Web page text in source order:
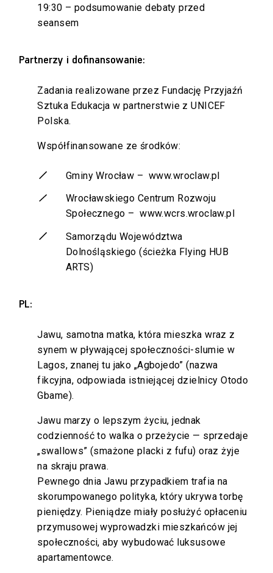
19:30 – podsumowanie debaty przed
seansem
Partnerzy i dofinansowanie:
Zadania realizowane przez Fundację Przyjaźń
Sztuka Edukacja w partnerstwie z UNICEF
Polska.
Współfinansowane ze środków:
Gminy Wrocław – www.wroclaw.pl
Wrocławskiego Centrum Rozwoju
Społecznego –www.wcrs.wroclaw.pl
Samorządu Województwa
Dolnośląskiego (ścieżka Flying HUB
ARTS)
PL:
Jawu, samotna matka, która mieszka wraz z
synem w pływającej społeczności-slumie w
Lagos, znanej tu jako „Agbojedo” (nazwa
fikcyjna, odpowiada istniejącej dzielnicy Otodo
Gbame).
Jawu marzy o lepszym życiu, jednak
codzienność to walka o przeżycie — sprzedaje
„swallows” (smażone placki z fufu) oraz żyje
na skraju prawa.
Pewnego dnia Jawu przypadkiem trafia na
skorumpowanego polityka, który ukrywa torbę
pieniędzy. Pieniądze miały posłużyć opłaceniu
przymusowej wyprowadzki mieszkańców jej
społeczności, aby wybudować luksusowe
apartamentowce.